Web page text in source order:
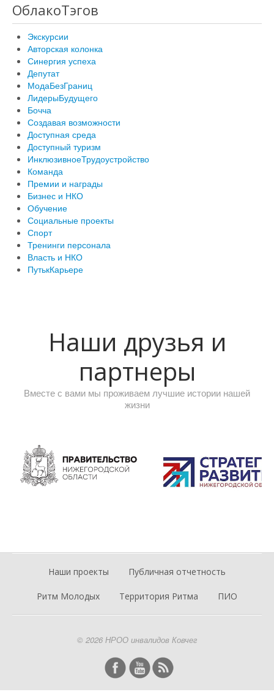
ОблакоТэгов
Экскурсии
Авторская колонка
Синергия успеха
Депутат
МодаБезГраниц
ЛидерыБудущего
Бочча
Создавая возможности
Доступная среда
Доступный туризм
ИнклюзивноеТрудоустройство
Команда
Премии и награды
Бизнес и НКО
Обучение
Социальные проекты
Спорт
Тренинги персонала
Власть и НКО
ПутькКарьере
Наши друзья и
партнеры
Вместе с вами мы проживаем лучшие истории нашей
жизни
Наши проекты Публичная отчетность
Ритм Молодых Территория Ритма ПИО
© 2026 НРОО инвалидов Ковчег